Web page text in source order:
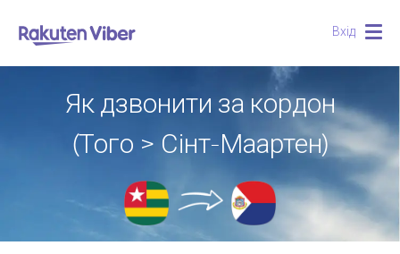
Вхід
Як дзвонити за кордон
(Того > Сінт-Маартен)